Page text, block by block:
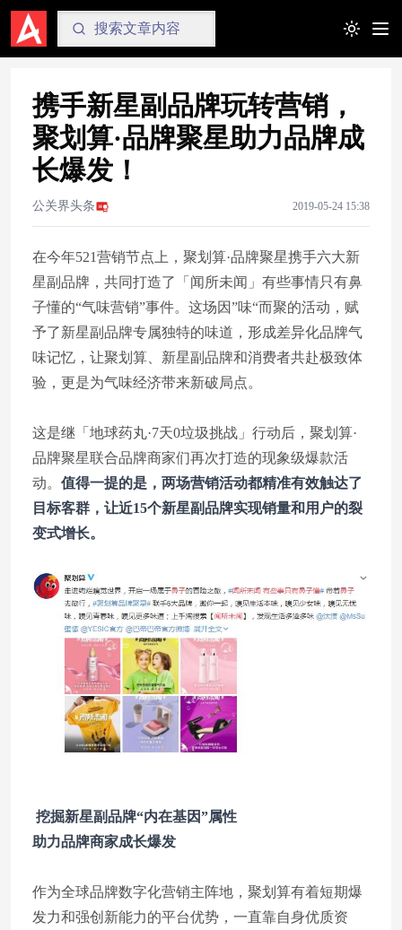
Toggle
携手新星副品牌玩转营销，
聚划算·品牌聚星助力品牌成
长爆发！
公关界头条 2019-05-24 15:38
在今年521营销节点上，聚划算·品牌聚星携手六大新
星副品牌，共同打造了「闻所未闻」有些事情只有鼻
子懂的“气味营销”事件。这场因”味“而聚的活动，赋
予了新星副品牌专属独特的味道，形成差异化品牌气
味记忆，让聚划算、新星副品牌和消费者共赴极致体
验，更是为气味经济带来新破局点。
这是继「地球药丸·7天0垃圾挑战」行动后，聚划算·
品牌聚星联合品牌商家们再次打造的现象级爆款活
动。 值得一提的是，两场营销活动都精准有效触达了
目标客群，让近15个新星副品牌实现销量和用户的裂
变式增长。
挖掘新星副品牌“内在基因”属性
助力品牌商家成长爆发
作为全球品牌数字化营销主阵地，聚划算有着短期爆
发力和强创新能力的平台优势，一直靠自身优质资